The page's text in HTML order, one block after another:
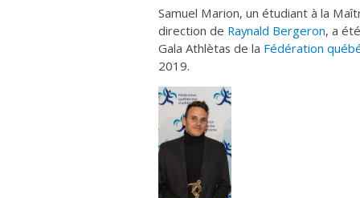
Samuel Marion, un étudiant à la
direction de Raynald Bergeron, a
Gala Athlètas de la Fédération
2019.